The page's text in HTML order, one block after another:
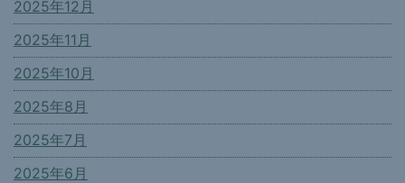
2025年12月
2025年11月
2025年10月
2025年8月
2025年7月
2025年6月